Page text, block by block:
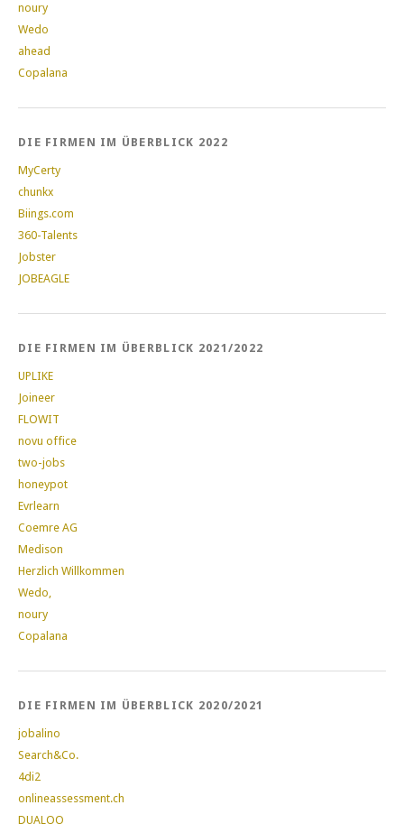
noury
Wedo
ahead
Copalana
DIE FIRMEN IM ÜBERBLICK 2022
MyCerty
chunkx
Biings.com
360-Talents
Jobster
JOBEAGLE
DIE FIRMEN IM ÜBERBLICK 2021/2022
UPLIKE
Joineer
FLOWIT
novu office
two-jobs
honeypot
Evrlearn
Coemre AG
Medison
Herzlich Willkommen
Wedo,
noury
Copalana
DIE FIRMEN IM ÜBERBLICK 2020/2021
jobalino
Search&Co.
4di2
onlineassessment.ch
DUALOO